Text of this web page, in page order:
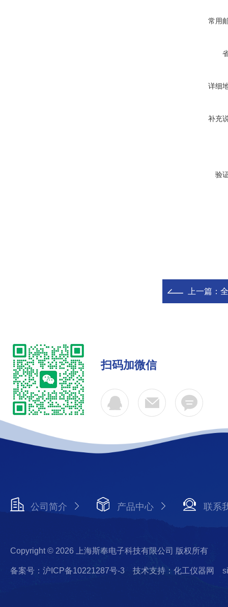
常用
详细
补充
验
上一篇：
扫码加微信
公司简介 产品中心 联系
Copyright © 2026 上海斯奉电子科技有限公司 版权所有
备案号：沪ICP备10221287号-3 技术支持：化工仪器网